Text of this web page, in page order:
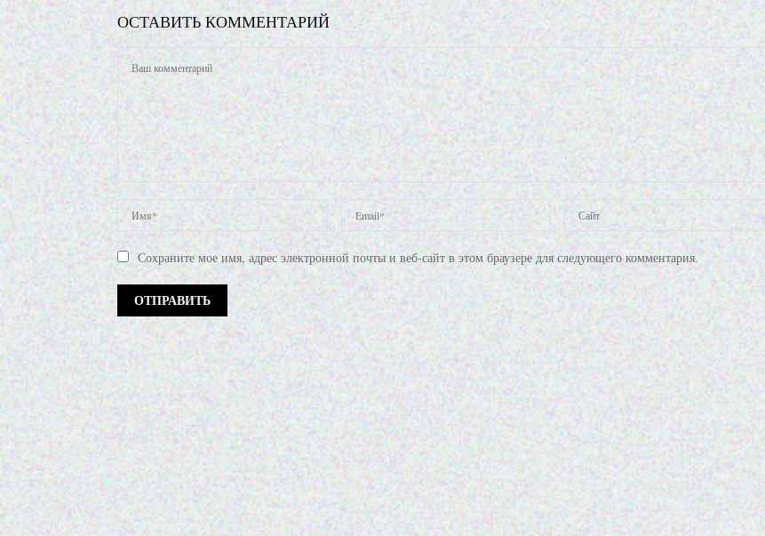
ОСТАВИТЬ КОММЕНТАРИЙ
Сохраните мое имя, адрес электронной почты и веб-сайт в этом браузере для следующего комментария.